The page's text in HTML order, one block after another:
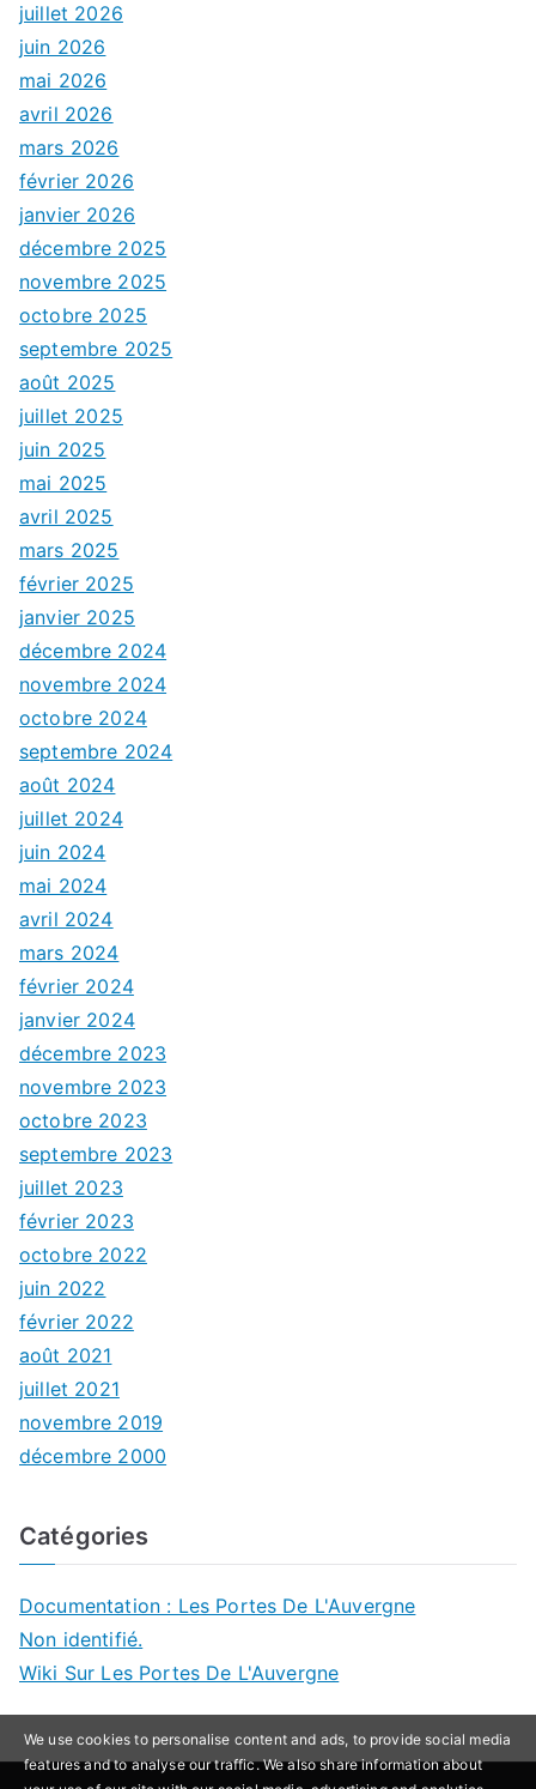
juillet 2026
juin 2026
mai 2026
avril 2026
mars 2026
février 2026
janvier 2026
décembre 2025
novembre 2025
octobre 2025
septembre 2025
août 2025
juillet 2025
juin 2025
mai 2025
avril 2025
mars 2025
février 2025
janvier 2025
décembre 2024
novembre 2024
octobre 2024
septembre 2024
août 2024
juillet 2024
juin 2024
mai 2024
avril 2024
mars 2024
février 2024
janvier 2024
décembre 2023
novembre 2023
octobre 2023
septembre 2023
juillet 2023
février 2023
octobre 2022
juin 2022
février 2022
août 2021
juillet 2021
novembre 2019
décembre 2000
Catégories
Documentation : Les Portes De L'Auvergne
Non identifié.
Wiki Sur Les Portes De L'Auvergne
We use cookies to personalise content and ads, to provide social media
features and to analyse our traffic. We also share information about